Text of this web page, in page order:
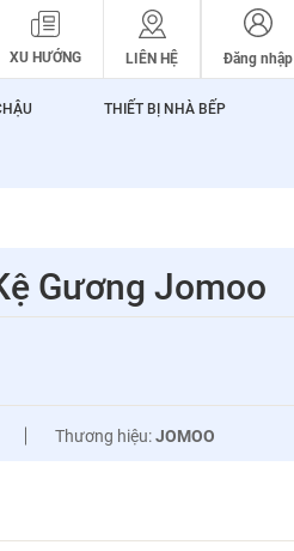
XU HƯỚNG LIÊN HỆ Đăng nhập
THIẾT BỊ NHÀ BẾP
Gương Jomoo
Thương hiệu:JOMOO